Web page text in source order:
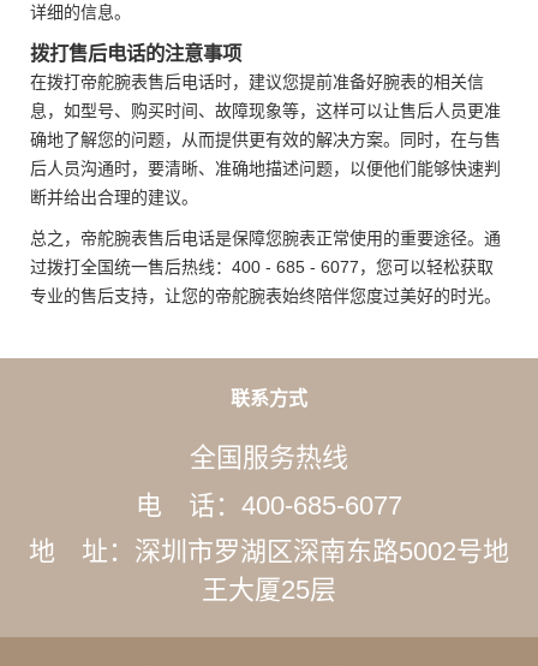
详细的信息。
拨打售后电话的注意事项
在拨打帝舵腕表售后电话时，建议您提前准备好腕表的相关信
息，如型号、购买时间、故障现象等，这样可以让售后人员更准
确地了解您的问题，从而提供更有效的解决方案。同时，在与售
后人员沟通时，要清晰、准确地描述问题，以便他们能够快速判
断并给出合理的建议。
总之，帝舵腕表售后电话是保障您腕表正常使用的重要途径。通
过拨打全国统一售后热线：400 - 685 - 6077，您可以轻松获取
专业的售后支持，让您的帝舵腕表始终陪伴您度过美好的时光。
联系方式
全国服务热线
电 话：400-685-6077
地 址：深圳市罗湖区深南东路5002号地
王大厦25层